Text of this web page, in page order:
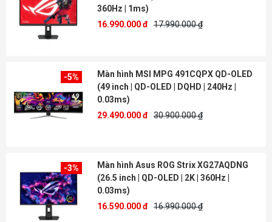
360Hz | 1ms)
16.990.000 đ 17.990.000 ₫
-5%
Màn hình MSI MPG 491CQPX QD-OLED
(49 inch | QD-OLED | DQHD | 240Hz |
0.03ms)
29.490.000 đ 30.900.000 ₫
-3%
Màn hình Asus ROG Strix XG27AQDNG
(26.5 inch | QD-OLED | 2K | 360Hz |
0.03ms)
16.590.000 đ 16.990.000 ₫